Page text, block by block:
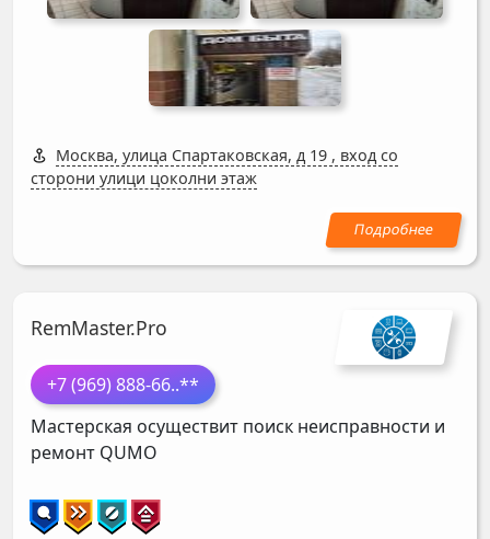
Москва, улица Спартаковская, д 19 , вход со
сторони улици цоколни этаж
RemMaster.Pro
+7 (969) 888-66..**
Мастерская осуществит поиск неисправности и
ремонт QUMO